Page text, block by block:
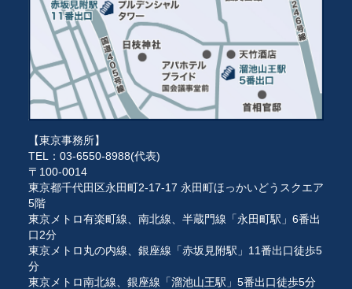
【東京事務所】
TEL：03-6550-8988(代表)
〒100-0014
東京都千代田区永田町2-17-17 永田町ほっかいどうスクエア
5階
東京メトロ有楽町線、南北線、半蔵門線「永田町駅」6番出
口2分
東京メトロ丸の内線、銀座線「赤坂見附駅」11番出口徒歩5
分
東京メトロ南北線、銀座線「溜池山王駅」5番出口徒歩5分